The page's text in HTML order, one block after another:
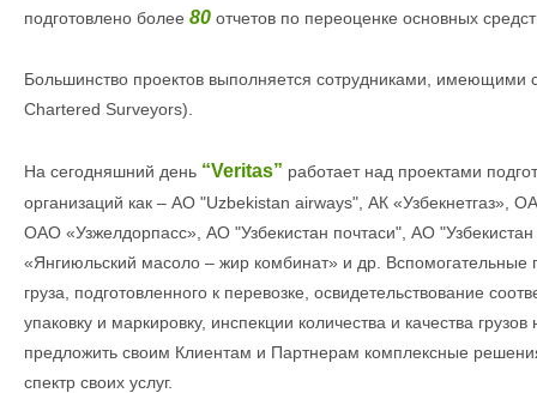
подготовлено более 80 отчетов по переоценке основных
Большинство проектов выполняется сотрудниками,
Chartered Surveyors).
На сегодняшний день “Veritas” работает над проектами
организаций как – АО "Uzbekistan airways", АК «Узбекнетгаз»,
ОАО «Узжелдорпасс», АО "Узбекистан почтаси", АО
«Янгиюльский масоло – жир комбинат» и др. Вспомогательные
груза, подготовленного к перевозке, освидетельствование
упаковку и маркировку, инспекции количества и качества
предложить своим Клиентам и Партнерам комплексные
спектр своих услуг.